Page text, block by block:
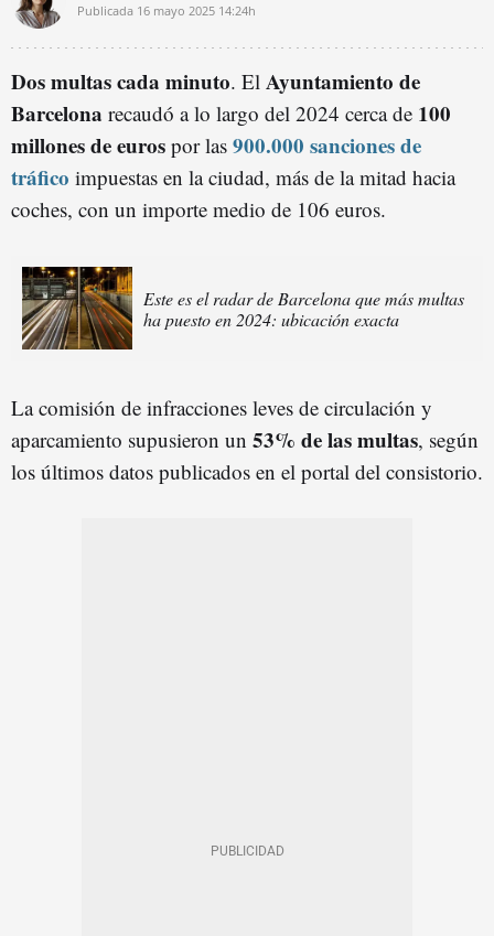
Publicada 16 mayo 2025 14:24h
Dos multas cada minuto. El Ayuntamiento de
Barcelona recaudó a lo largo del 2024 cerca de 100
millones de euros por las 900.000 sanciones de
tráfico impuestas en la ciudad, más de la mitad hacia
coches, con un importe medio de 106 euros.
Este es el radar de Barcelona que más multas
ha puesto en 2024: ubicación exacta
La comisión de infracciones leves de circulación y
aparcamiento supusieron un 53% de las multas, según
los últimos datos publicados en el portal del consistorio.